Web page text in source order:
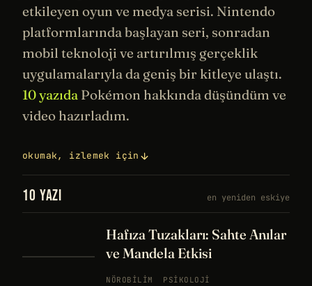
etkileyen oyun ve medya serisi. Nintendo
platformlarında başlayan seri, sonradan
mobil teknoloji ve artırılmış gerçeklik
uygulamalarıyla da geniş bir kitleye ulaştı.
10 yazıda Pokémon hakkında düşündüm ve
video hazırladım.
okumak, izlemek için
10 YAZI en yeniden eskiye
Hafıza Tuzakları: Sahte Anılar
ve Mandela Etkisi
NÖROBILIM PSIKOLOJI